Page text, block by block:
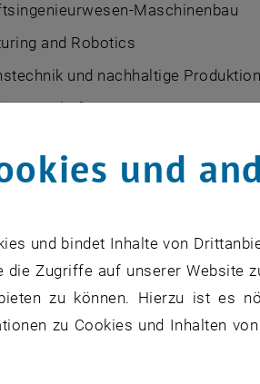
Maschinenbau
and Robotics
und nachhaltige Produktion
dienen zur Förderung
Studien (Diplomarbeiten und
€ 750 bis € 3.600,--
eine externe URL in einem
Förderungsstipendium
und
und bindet Inhalte von
Zugriffe auf unserer Website
zu können. Hierzu ist es
zu Cookies und Inhalten